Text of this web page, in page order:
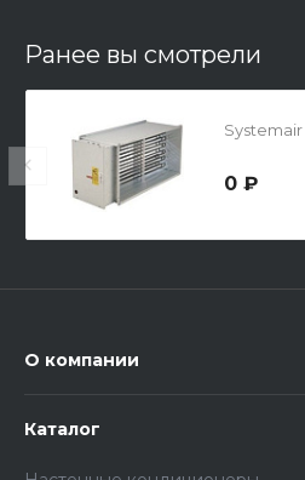
Ранее вы смотрели
Systemair
0 ₽
О компании
Каталог